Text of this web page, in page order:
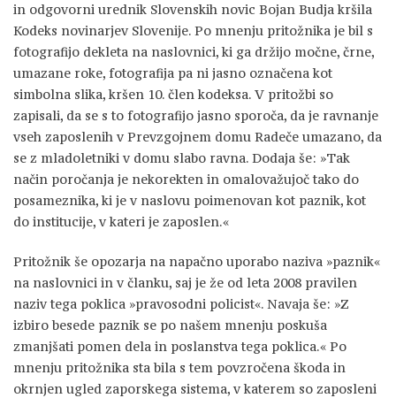
in odgovorni urednik Slovenskih novic Bojan Budja kršila
Kodeks novinarjev Slovenije. Po mnenju pritožnika je bil s
fotografijo dekleta na naslovnici, ki ga držijo močne, črne,
umazane roke, fotografija pa ni jasno označena kot
simbolna slika, kršen 10. člen kodeksa. V pritožbi so
zapisali, da se s to fotografijo jasno sporoča, da je ravnanje
vseh zaposlenih v Prevzgojnem domu Radeče umazano, da
se z mladoletniki v domu slabo ravna. Dodaja še: »Tak
način poročanja je nekorekten in omalovažujoč tako do
posameznika, ki je v naslovu poimenovan kot paznik, kot
do institucije, v kateri je zaposlen.«
Pritožnik še opozarja na napačno uporabo naziva »paznik«
na naslovnici in v članku, saj je že od leta 2008 pravilen
naziv tega poklica »pravosodni policist«. Navaja še: »Z
izbiro besede paznik se po našem mnenju poskuša
zmanjšati pomen dela in poslanstva tega poklica.« Po
mnenju pritožnika sta bila s tem povzročena škoda in
okrnjen ugled zaporskega sistema, v katerem so zaposleni